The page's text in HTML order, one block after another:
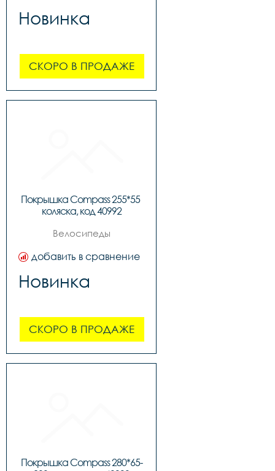
Новинка
СКОРО В ПРОДАЖЕ
Покрышка Compass 255*55
коляска, код 40992
Велосипеды
добавить в сравнение
Новинка
СКОРО В ПРОДАЖЕ
Покрышка Compass 280*65-